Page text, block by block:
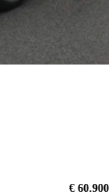
€ 60.900